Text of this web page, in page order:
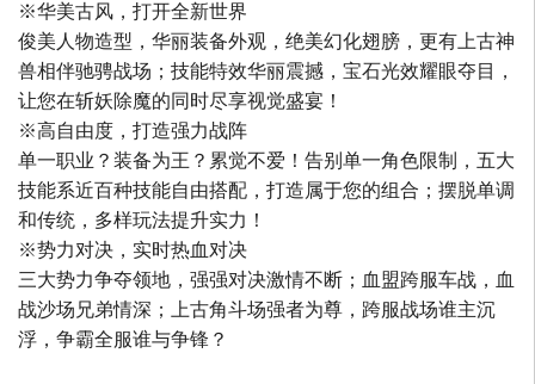
※华美古风，打开全新世界
俊美人物造型，华丽装备外观，绝美幻化翅膀，更有上古神
兽相伴驰骋战场；技能特效华丽震撼，宝石光效耀眼夺目，
让您在斩妖除魔的同时尽享视觉盛宴！
※高自由度，打造强力战阵
单一职业？装备为王？累觉不爱！告别单一角色限制，五大
技能系近百种技能自由搭配，打造属于您的组合；摆脱单调
和传统，多样玩法提升实力！
※势力对决，实时热血对决
三大势力争夺领地，强强对决激情不断；血盟跨服车战，血
战沙场兄弟情深；上古角斗场强者为尊，跨服战场谁主沉
浮，争霸全服谁与争锋？